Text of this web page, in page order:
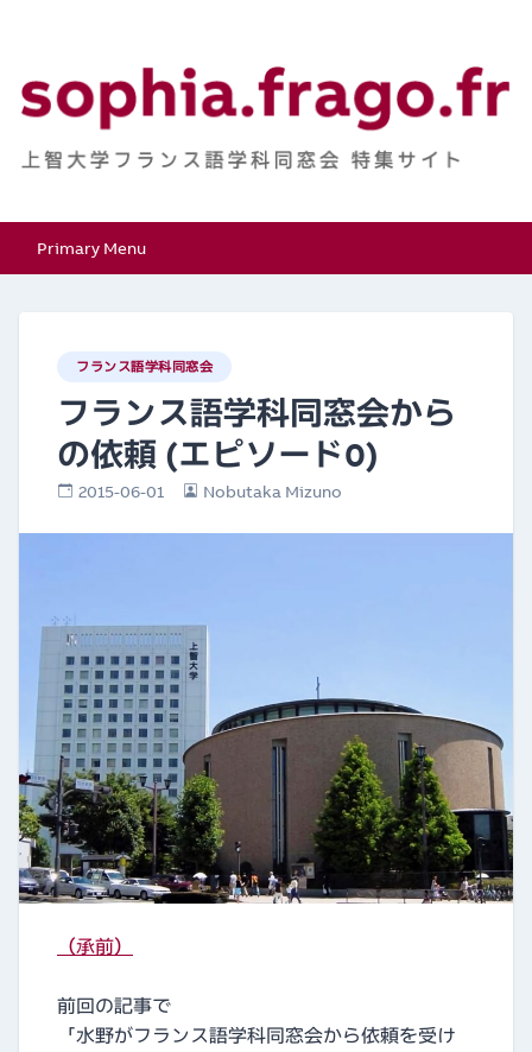
上智大学フランス語学
科同窓会
Primary Menu
フランス語学科同窓会
フランス語学科同窓会から
の依頼 (エピソード0)
2015-06-01 Nobutaka Mizuno
（承前）
前回の記事で
「水野がフランス語学科同窓会から依頼を受け